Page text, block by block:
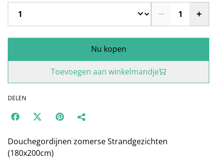
Nu kopen
Toevoegen aan winkelmandje
DELEN
Douchegordijnen zomerse Strandgezichten
(180x200cm)